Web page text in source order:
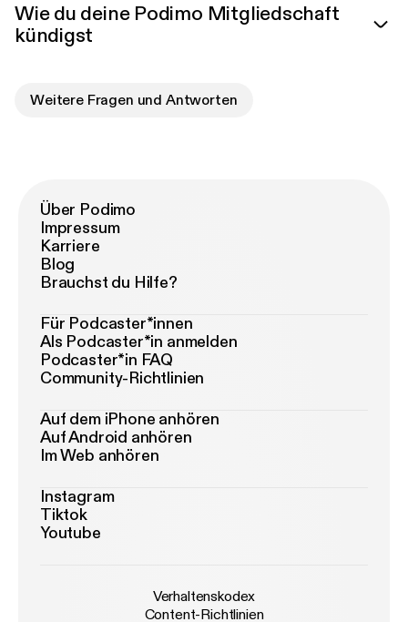
Wie du deine Podimo Mitgliedschaft
kündigst
Weitere Fragen und Antworten
Über Podimo
Impressum
Karriere
Blog
Brauchst du Hilfe?
Für Podcaster*innen
Als Podcaster*in anmelden
Podcaster*in FAQ
Community-Richtlinien
Auf dem iPhone anhören
Auf Android anhören
Im Web anhören
Instagram
Tiktok
Youtube
Verhaltenskodex
Content-Richtlinien